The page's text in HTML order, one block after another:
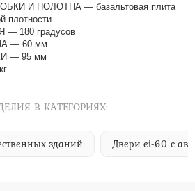
И ПОЛОТНА — базальтовая плита
плотности
180 градусов
— 60 мм
— 95 мм
В КАТЕГОРИЯХ:
зданий Двери ei-60 с